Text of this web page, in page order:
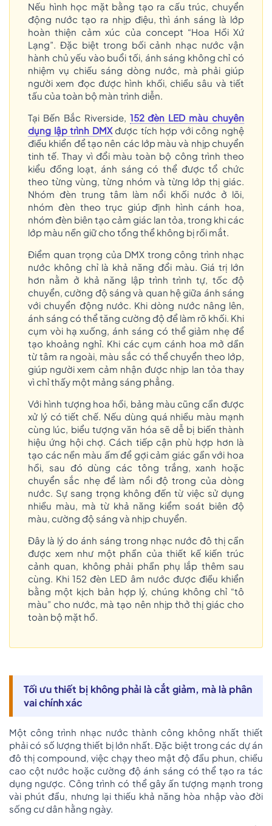
Nếu hình học mặt bằng tạo ra cấu trúc, chuyển
động nước tạo ra nhịp điệu, thì ánh sáng là lớp
hoàn thiện cảm xúc của concept “Hoa Hồi Xứ
Lạng”. Đặc biệt trong bối cảnh nhạc nước vận
hành chủ yếu vào buổi tối, ánh sáng không chỉ có
nhiệm vụ chiếu sáng dòng nước, mà phải giúp
người xem đọc được hình khối, chiều sâu và tiết
tấu của toàn bộ màn trình diễn.
Tại Bến Bắc Riverside, 152 đèn LED màu chuyên
dụng lập trình DMXđược tích hợp với công nghệ
điều khiển để tạo nên các lớp màu và nhịp chuyển
tinh tế. Thay vì đổi màu toàn bộ công trình theo
kiểu đồng loạt, ánh sáng có thể được tổ chức
theo từng vùng, từng nhóm và từng lớp thị giác.
Nhóm đèn trung tâm làm nổi khối nước ở lõi,
nhóm đèn theo trục giúp định hình cánh hoa,
nhóm đèn biên tạo cảm giác lan tỏa, trong khi các
lớp màu nền giữ cho tổng thể không bị rối mắt.
Điểm quan trọng của DMX trong công trình nhạc
nước không chỉ là khả năng đổi màu. Giá trị lớn
hơn nằm ở khả năng lập trình trình tự, tốc độ
chuyển, cường độ sáng và quan hệ giữa ánh sáng
với chuyển động nước. Khi dòng nước nâng lên,
ánh sáng có thể tăng cường độ để làm rõ khối. Khi
cụm vòi hạ xuống, ánh sáng có thể giảm nhẹ để
tạo khoảng nghỉ. Khi các cụm cánh hoa mở dần
từ tâm ra ngoài, màu sắc có thể chuyển theo lớp,
giúp người xem cảm nhận được nhịp lan tỏa thay
vì chỉ thấy một mảng sáng phẳng.
Với hình tượng hoa hồi, bảng màu cũng cần được
xử lý có tiết chế. Nếu dùng quá nhiều màu mạnh
cùng lúc, biểu tượng văn hóa sẽ dễ bị biến thành
hiệu ứng hội chợ. Cách tiếp cận phù hợp hơn là
tạo các nền màu ấm để gợi cảm giác gần với hoa
hồi, sau đó dùng các tông trắng, xanh hoặc
chuyển sắc nhẹ để làm nổi độ trong của dòng
nước. Sự sang trọng không đến từ việc sử dụng
nhiều màu, mà từ khả năng kiểm soát biên độ
màu, cường độ sáng và nhịp chuyển.
Đây là lý do ánh sáng trong nhạc nước đô thị cần
được xem như một phần của thiết kế kiến trúc
cảnh quan, không phải phần phụ lắp thêm sau
cùng. Khi 152 đèn LED âm nước được điều khiển
bằng một kịch bản hợp lý, chúng không chỉ “tô
màu” cho nước, mà tạo nên nhịp thở thị giác cho
toàn bộ mặt hồ.
Tối ưu thiết bị không phải là cắt giảm, mà là phân
vai chính xác
Một công trình nhạc nước thành công không nhất thiết
phải có số lượng thiết bị lớn nhất. Đặc biệt trong các dự án
đô thị compound, việc chạy theo mật độ đầu phun, chiều
cao cột nước hoặc cường độ ánh sáng có thể tạo ra tác
dụng ngược. Công trình có thể gây ấn tượng mạnh trong
vài phút đầu, nhưng lại thiếu khả năng hòa nhập vào đời
sống cư dân hằng ngày.